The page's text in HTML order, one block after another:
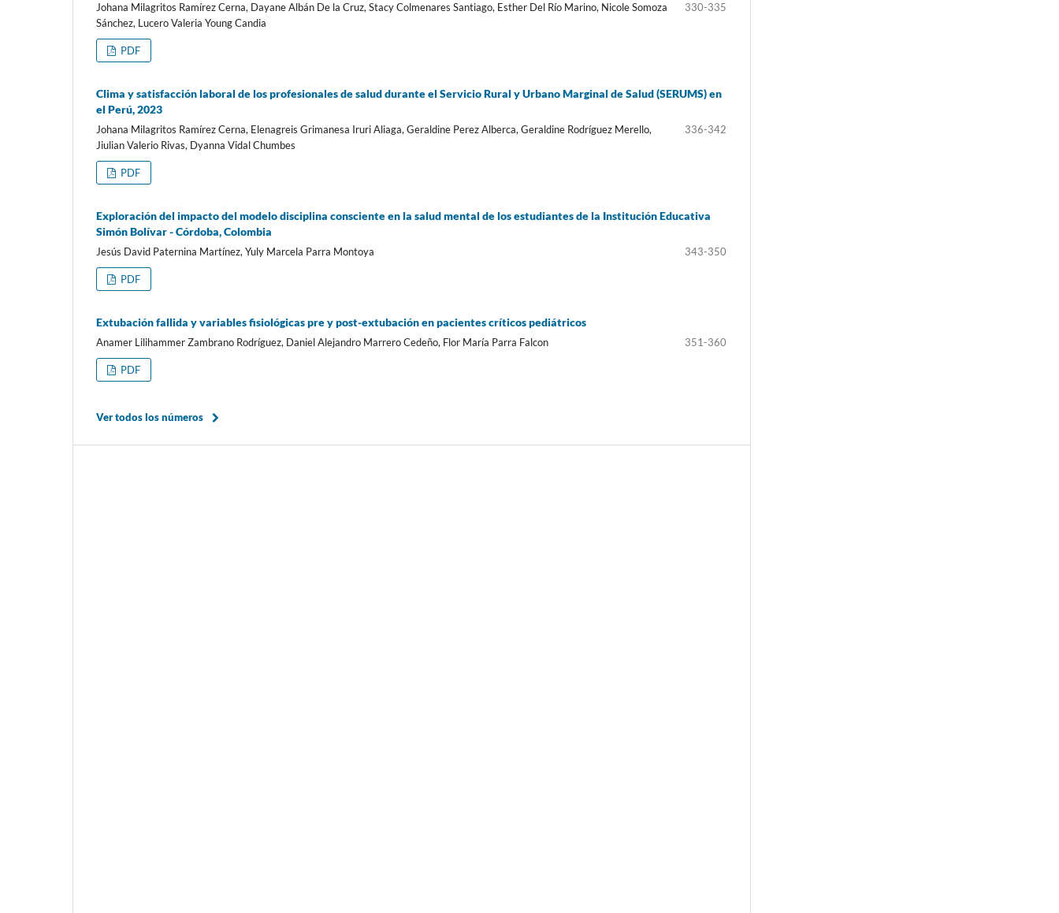
Johana Milagritos Ramírez Cerna, Dayane Albán De la Cruz, Stacy Colmenares Santiago, Esther Del Río Marino, Nicole Somoza
Sánchez, Lucero Valeria Young Candia
330-335
PDF
Clima y satisfacción laboral de los profesionales de salud durante el Servicio Rural y Urbano Marginal de Salud (SERUMS) en
el Perú, 2023
Johana Milagritos Ramírez Cerna, Elenagreis Grimanesa Iruri Aliaga, Geraldine Perez Alberca, Geraldine Rodríguez Merello,
Jiulian Valerio Rivas, Dyanna Vidal Chumbes
336-342
PDF
Exploración del impacto del modelo disciplina consciente en la salud mental de los estudiantes de la Institución Educativa
Simón Bolívar - Córdoba, Colombia
Jesús David Paternina Martínez, Yuly Marcela Parra Montoya 343-350
PDF
Extubación fallida y variables fisiológicas pre y post-extubación en pacientes críticos pediátricos
Anamer Lilihammer Zambrano Rodríguez, Daniel Alejandro Marrero Cedeño, Flor María Parra Falcon 351-360
PDF
Ver todos los números